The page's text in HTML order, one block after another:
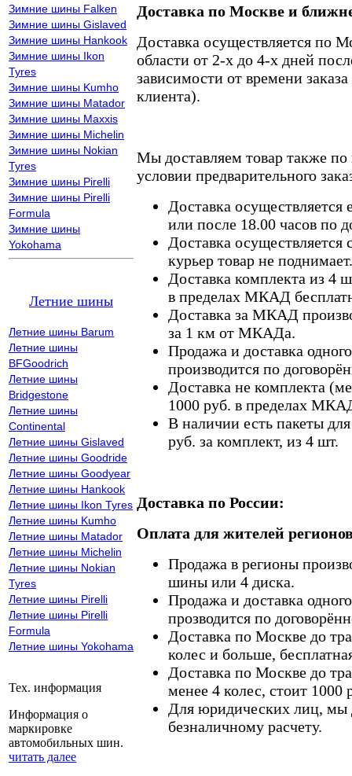
Зимние шины Falken
Зимние шины Gislaved
Зимние шины Hankook
Зимние шины Ikon
Tyres
Зимние шины Kumho
Зимние шины Matador
Зимние шины Maxxis
Зимние шины Michelin
Зимние шины Nokian
Tyres
Зимние шины Pirelli
Зимние шины Pirelli
Formula
Зимние шины
Yokohama
Летние шины
Летние шины Barum
Летние шины
BFGoodrich
Летние шины
Bridgestone
Летние шины
Continental
Летние шины Gislaved
Летние шины Goodride
Летние шины Goodyear
Летние шины Hankook
Летние шины Ikon Tyres
Летние шины Kumho
Летние шины Matador
Летние шины Michelin
Летние шины Nokian
Tyres
Летние шины Pirelli
Летние шины Pirelli
Formula
Летние шины Yokohama
Тех. информация
Информация о
маркировке
автомобильных шин.
читать далее
Доставка по Москве и
Доставка осуществляется по
области от 2-х до 4-х дней
зависимости от времени
клиента).
Мы доставляем товар также
условии предварительного
Доставка осуществляется
или после 18.00 часов по
Доставка осуществляется
курьер товар не поднимает.
Доставка комплекта из 4
в пределах МКАД
Доставка за МКАД
за 1 км от МКАДа.
Продажа и доставка
производится по
Доставка не комплекта
1000 руб. в пределах
В наличии есть пакеты
руб. за комплект, из 4 шт.
Доставка по России:
Оплата для жителей
Продажа в регионы
шины или 4 диска.
Продажа и доставка
прозводится по
Доставка по Москве до
колес и больше,
Доставка по Москве до
менее 4 колес, стоит 1000
Для юридических лиц, мы
безналичному расчету.